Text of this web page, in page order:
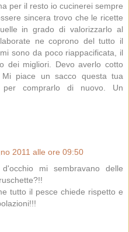
per il resto io cucinerei sempre
sincera trovo che le ricette
in grado di valorizzarlo al
ne coprono del tutto il
sono da poco riappacificata, il
dei migliori. Devo averlo cotto
piace un sacco questa tua
per comprarlo di nuovo. Un
2011 alle ore 09:50
mi sembravano delle
tutto il pesce chiede rispetto e